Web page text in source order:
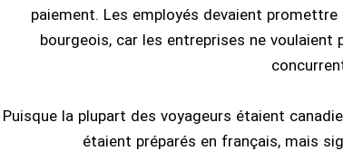
paiement. Les employés devaient
bourgeois, car les entreprises ne voulaient
Puisque la plupart des voyageurs étaient
étaient préparés en français, mais